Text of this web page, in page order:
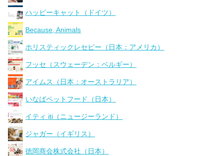
ハッピーキャット（ドイツ）
Because, Animals
ホリスティックレセピー（日本：アメリカ）
フッセ（スウェーデン：ベルギー）
アイムス（日本：オーストラリア）
いなばペットフード（日本）
イティ iti（ニュージーランド）
ジャガー（イギリス）
徳岡商会株式会社（日本）